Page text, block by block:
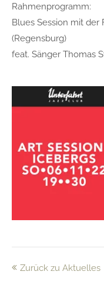
Rahmenprogramm:
Blues Session mit der
(Regensburg)
feat. Sänger Thomas
Zurück zu Aktuelles